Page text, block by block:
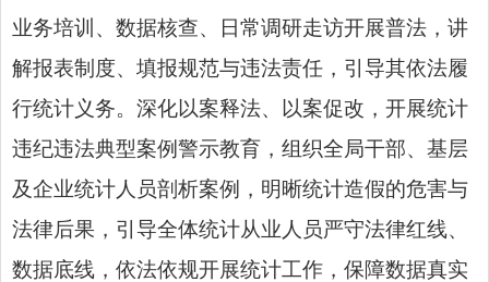
业务培训、数据核查、日常调研走访开展普法，讲
解报表制度、填报规范与违法责任，引导其依法履
行统计义务。深化以案释法、以案促改，开展统计
违纪违法典型案例警示教育，组织全局干部、基层
及企业统计人员剖析案例，明晰统计造假的危害与
法律后果，引导全体统计从业人员严守法律红线、
数据底线，依法依规开展统计工作，保障数据真实